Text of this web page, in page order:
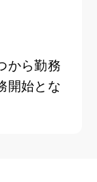
から勤務
開始とな